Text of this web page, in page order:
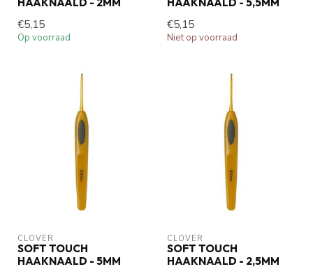
€5,15
Op voorraad
€5,15
Niet op voorraad
CLOVER
SOFT TOUCH
HAAKNAALD - 5MM
CLOVER
SOFT TOUCH
HAAKNAALD - 2,5MM